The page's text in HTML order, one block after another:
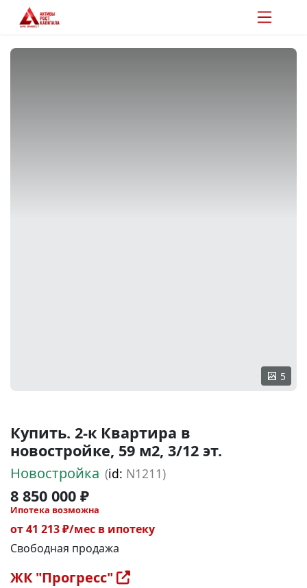
5
Купить. 2-к Квартира в
новостройке, 59 м2, 3/12 эт.
Новостройка (id: N1211)
8 850 000 ₽
Ипотека возможна
от 41 213 ₽/мес в ипотеку
Свободная продажа
ЖК "Прогресс"